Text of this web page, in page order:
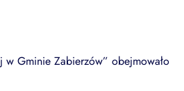
Gminie Zabierzów” obejmowało